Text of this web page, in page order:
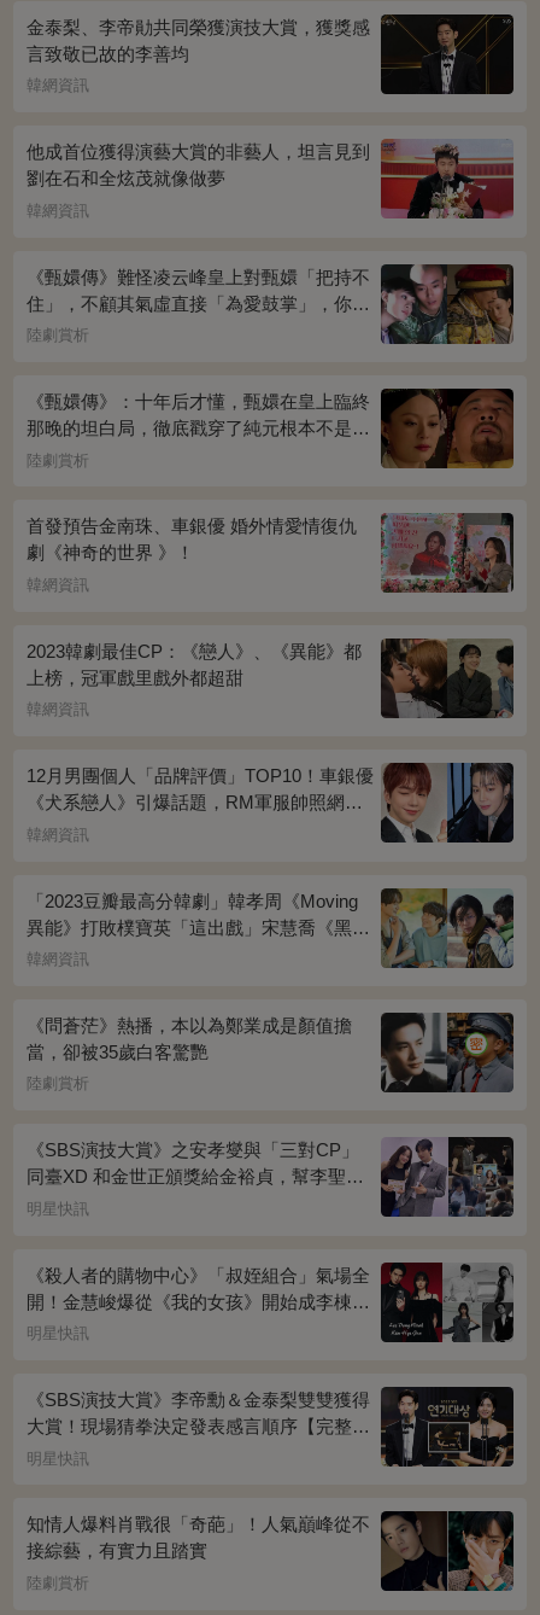
金泰梨、李帝勛共同榮獲演技大賞，獲獎感
言致敬已故的李善均
韓網資訊
他成首位獲得演藝大賞的非藝人，坦言見到
劉在石和全炫茂就像做夢
韓網資訊
《甄嬛傳》難怪凌云峰皇上對甄嬛「把持不
住」，不顧其氣虛直接「為愛鼓掌」，你看
桌上放的啥？簡直一目了然
陸劇賞析
《甄嬛傳》：十年后才懂，甄嬛在皇上臨終
那晚的坦白局，徹底戳穿了純元根本不是被
宜修害死的真相！
陸劇賞析
首發預告金南珠、車銀優 婚外情愛情復仇
劇《神奇的世界 》！
韓網資訊
2023韓劇最佳CP：《戀人》、《異能》都
上榜，冠軍戲里戲外都超甜
韓網資訊
12月男團個人「品牌評價」TOP10！車銀優
《犬系戀人》引爆話題，RM軍服帥照網瘋
傳
韓網資訊
「2023豆瓣最高分韓劇」韓孝周《Moving
異能》打敗樸寶英「這出戲」宋慧喬《黑暗
榮耀》奪冠
韓網資訊
《問蒼茫》熱播，本以為鄭業成是顏值擔
當，卻被35歲白客驚艷
陸劇賞析
《SBS演技大賞》之安孝燮與「三對CP」
同臺XD 和金世正頒獎給金裕貞，幫李聖經
披外套超甜~
明星快訊
《殺人者的購物中心》「叔姪組合」氣場全
開！金慧峻爆從《我的女孩》開始成李棟旭
迷妹~
明星快訊
《SBS演技大賞》李帝勳＆金泰梨雙雙獲得
大賞！現場猜拳決定發表感言順序【完整得
獎名單】
明星快訊
知情人爆料肖戰很「奇葩」！人氣巔峰從不
接綜藝，有實力且踏實
陸劇賞析